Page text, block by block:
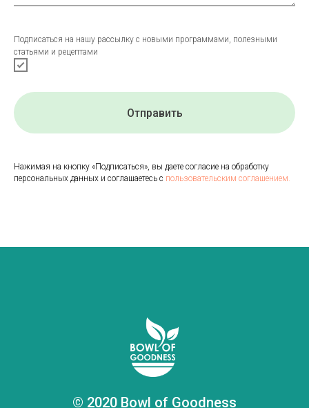
Подписаться на нашу рассылку с новыми программами, полезными
статьями и рецептами
Отправить
Нажимая на кнопку «Подписаться», вы даете согласие на обработку
персональных данных и соглашаетесь с пользовательским соглашением.
© 2020 Bowl of Goodness